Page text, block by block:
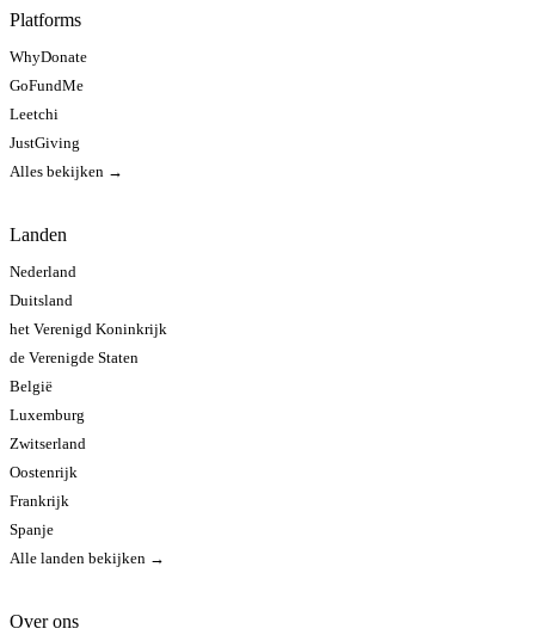
Platforms
WhyDonate
GoFundMe
Leetchi
JustGiving
Alles bekijken →
Landen
Nederland
Duitsland
het Verenigd Koninkrijk
de Verenigde Staten
België
Luxemburg
Zwitserland
Oostenrijk
Frankrijk
Spanje
Alle landen bekijken →
Over ons